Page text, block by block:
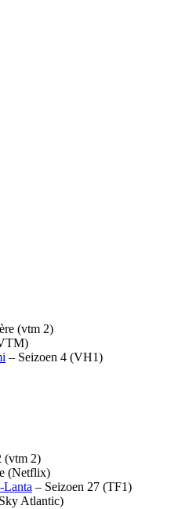
(vtm 2)
– Seizoen 4 (VH1)
(vtm 2)
(Netflix)
Lanta – Seizoen 27 (TF1)
Atlantic)